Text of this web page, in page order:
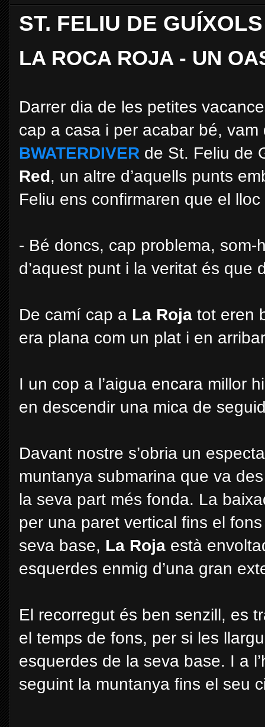
ST. FELIU DE
LA ROCA ROJA - UN
Darrer dia de les petites
cap a casa i per acabar bé, vam
BWATERDIVER de St. Feliu de
Red, un altre d’aquells punts
Feliu ens confirmaren que el lloc
- Bé doncs, cap problema, som-
d’aquest punt i la veritat és que
De camí cap a La Roja tot eren
era plana com un plat i en
I un cop a l’aigua encara millor
en descendir una mica de
Davant nostre s’obria un
muntanya submarina que va
la seva part més fonda. La
per una paret vertical fins el
seva base, La Roja està
esquerdes enmig d’una gran
El recorregut és ben senzill, es
el temps de fons, per si les
esquerdes de la seva base. I a
seguint la muntanya fins el seu